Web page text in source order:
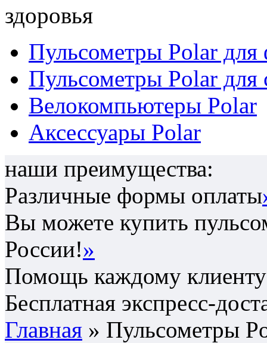
Пульсометры Polar для
Пульсометры Polar для
Велокомпьютеры Polar
Аксессуары Polar
наши преимущества:
Различные формы оплаты
Вы можете купить
России!»
Помощь каждому клиенту
Бесплатная экспресс-
Главная » Пульсометры